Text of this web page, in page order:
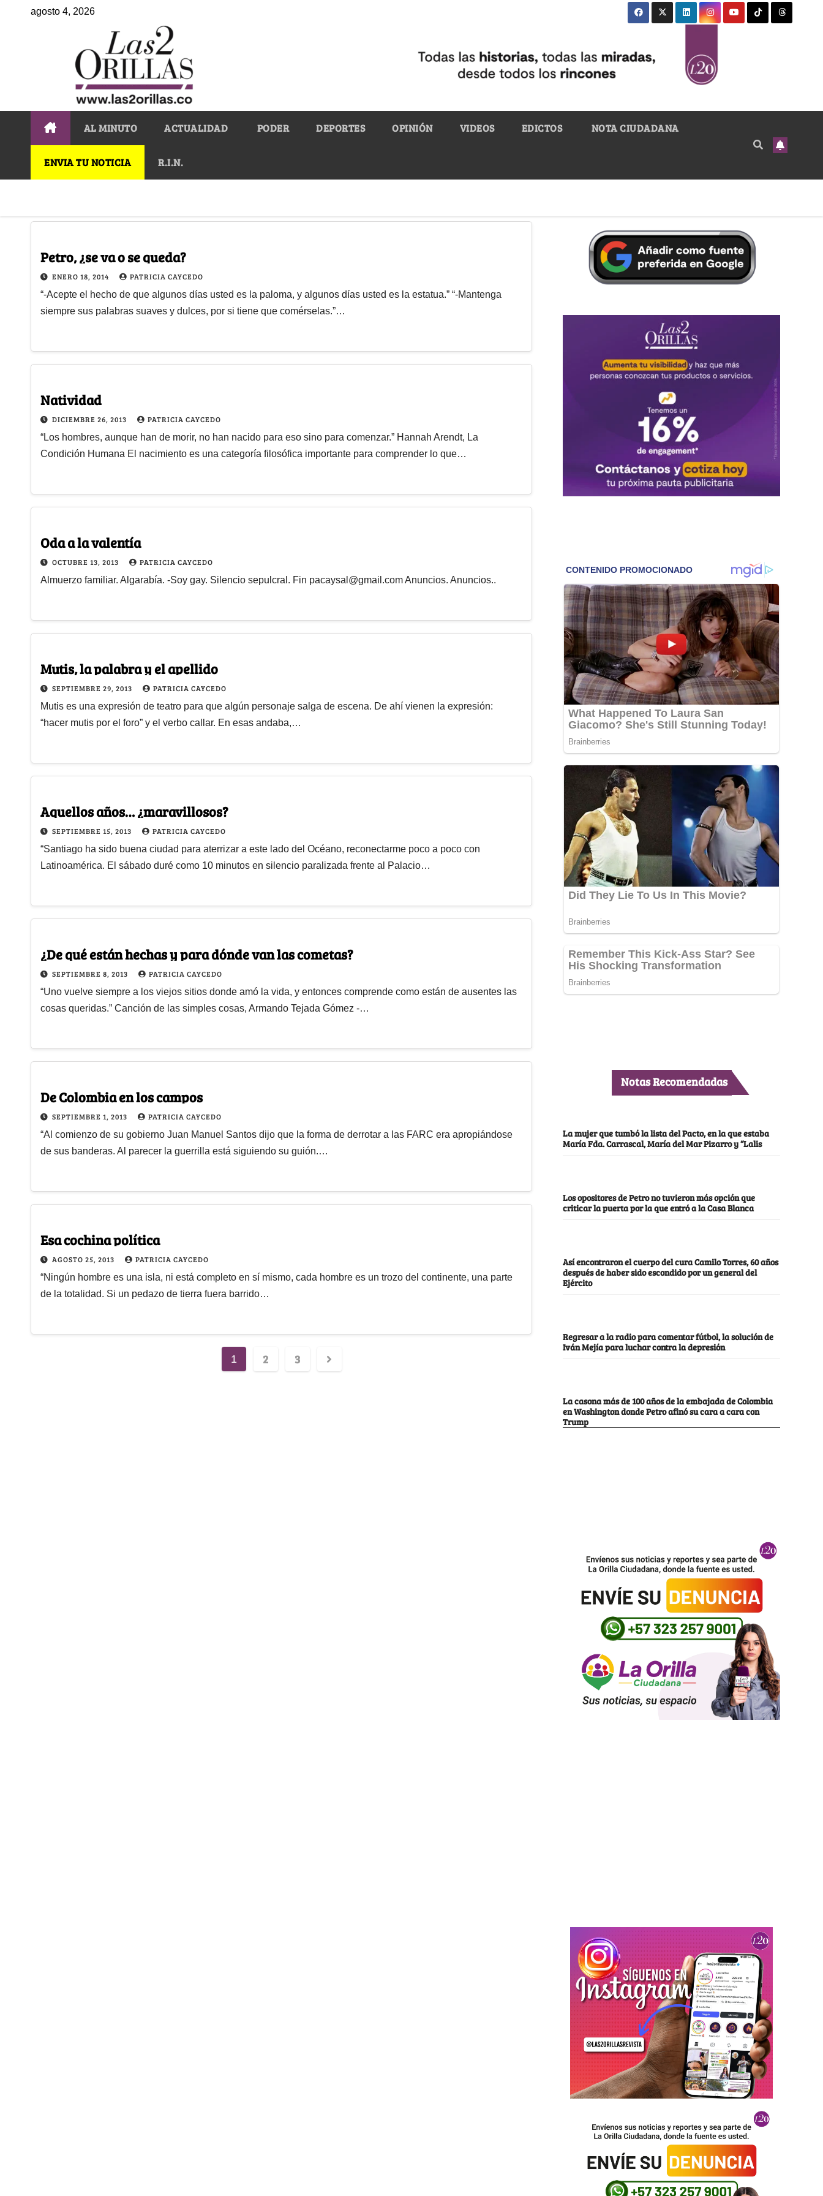
agosto 4, 2026
AL MINUTO ACTUALIDAD PODER DEPORTES OPINIÓN VIDEOS EDICTOS NOTA CIUDADANA
ENVIA TU NOTICIA R.I.N.
Petro, ¿se va o se queda?
ENERO 18, 2014 PATRICIA CAYCEDO
“-Acepte el hecho de que algunos días usted es la paloma, y algunos días usted es la estatua.” “-Mantenga
siempre sus palabras suaves y dulces, por si tiene que comérselas.”…
Natividad
DICIEMBRE 26, 2013 PATRICIA CAYCEDO
“Los hombres, aunque han de morir, no han nacido para eso sino para comenzar.” Hannah Arendt, La
Condición Humana El nacimiento es una categoría filosófica importante para comprender lo que…
Oda a la valentía
OCTUBRE 13, 2013 PATRICIA CAYCEDO
Almuerzo familiar. Algarabía. -Soy gay. Silencio sepulcral. Fin pacaysal@gmail.comAnuncios. Anuncios..
Mutis, la palabra y el apellido
SEPTIEMBRE 29, 2013 PATRICIA CAYCEDO
Mutis es una expresión de teatro para que algún personaje salga de escena. De ahí vienen la expresión:
“hacer mutis por el foro” y el verbo callar. En esas andaba,…
Aquellos años… ¿maravillosos?
SEPTIEMBRE 15, 2013 PATRICIA CAYCEDO
“Santiago ha sido buena ciudad para aterrizar a este lado del Océano, reconectarme poco a poco con
Latinoamérica. El sábado duré como 10 minutos en silencio paralizada frente al Palacio…
¿De qué están hechas y para dónde van las cometas?
SEPTIEMBRE 8, 2013 PATRICIA CAYCEDO
“Uno vuelve siempre a los viejos sitios donde amó la vida, y entonces comprende como están de ausentes las
cosas queridas.” Canción de las simples cosas, Armando Tejada Gómez -…
De Colombia en los campos
SEPTIEMBRE 1, 2013 PATRICIA CAYCEDO
“Al comienzo de su gobierno Juan Manuel Santos dijo que la forma de derrotar a las FARC era apropiándose
de sus banderas. Al parecer la guerrilla está siguiendo su guión.…
Esa cochina política
AGOSTO 25, 2013 PATRICIA CAYCEDO
“Ningún hombre es una isla, ni está completo en sí mismo, cada hombre es un trozo del continente, una parte
de la totalidad. Si un pedazo de tierra fuera barrido…
1 2 3
Notas Recomendadas
La mujer que tumbó la lista del Pacto, en la que estaba
María Fda. Carrascal, María del Mar Pizarro y “Lalis
Los opositores de Petro no tuvieron más opción que
criticar la puerta por la que entró a la Casa Blanca
Así encontraron el cuerpo del cura Camilo Torres, 60 años
después de haber sido escondido por un general del
Ejército
Regresar a la radio para comentar fútbol, la solución de
Iván Mejía para luchar contra la depresión
La casona más de 100 años de la embajada de Colombia
en Washington donde Petro afinó su cara a cara con
Trump